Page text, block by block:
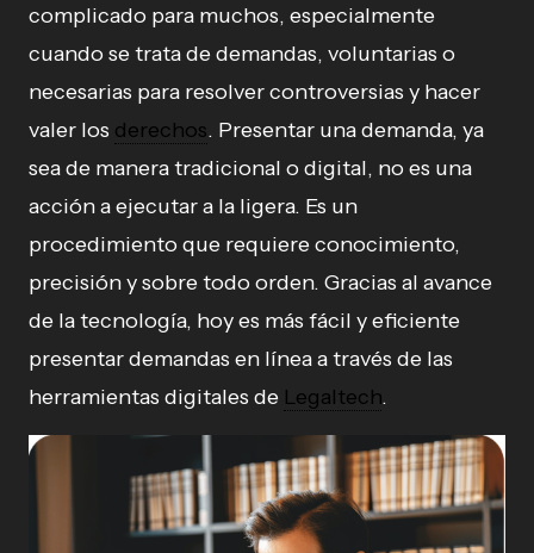
complicado para muchos, especialmente
cuando se trata de demandas, voluntarias o
necesarias para resolver controversias y hacer
valer los derechos. Presentar una demanda, ya
sea de manera tradicional o digital, no es una
acción a ejecutar a la ligera. Es un
procedimiento que requiere conocimiento,
precisión y sobre todo orden. Gracias al avance
de la tecnología, hoy es más fácil y eficiente
presentar demandas en línea a través de las
herramientas digitales de Legaltech.